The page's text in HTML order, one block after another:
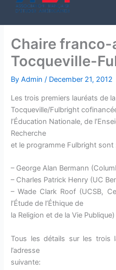
Chaire
Tocqueville-
ByAdmin/ December 21, 2012
Les trois premiers lauréats de
Tocqueville/Fulbright
l’Éducation Nationale, de
Recherche
et le programme Fulbright sont
– George Alan Bermann
– Charles Patrick Henry (UC
– Wade Clark Roof (UCSB,
l’Étude de l’Éthique de
la Religion et de la Vie Publique)
Tous les détails sur les trois
l’adresse
suivante: